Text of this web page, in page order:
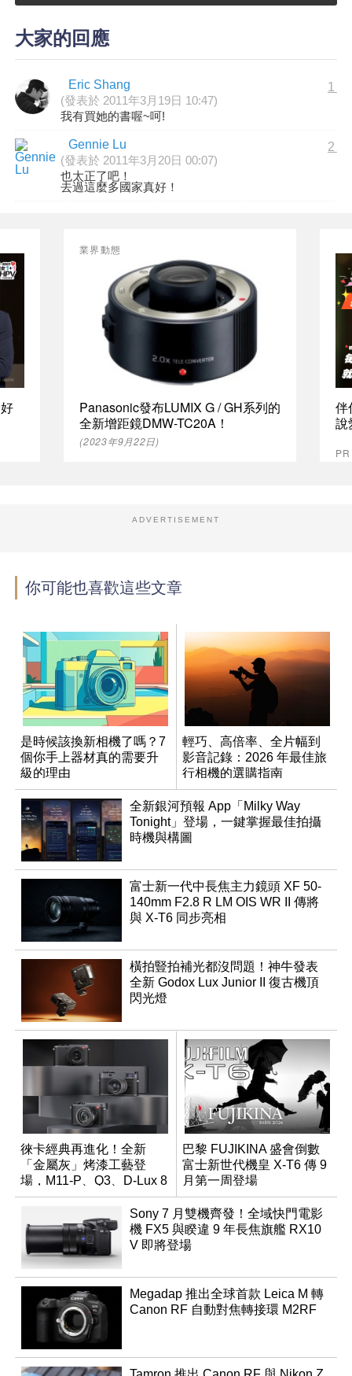
大家的回應
Eric Shang
(發表於 2011年3月19日 10:47)
1
我有買她的書喔~呵!
Gennie Lu
(發表於 2011年3月20日 00:07)
2
也太正了吧！
去過這麼多國家真好！
Panasonic發布LUMIX G / GH系列的
全新增距鏡DMW-TC20A！
業界動態
(2023年9月22日)
伴
說
ADVERTISEMENT
你可能也喜歡這些文章
是時候該換新相機了嗎？7
個你手上器材真的需要升
級的理由
輕巧、高倍率、全片幅到
影音記錄：2026 年最佳旅
行相機的選購指南
全新銀河預報 App「Milky Way
Tonight」登場，一鍵掌握最佳拍攝
時機與構圖
富士新一代中長焦主力鏡頭 XF 50-
140mm F2.8 R LM OIS WR II 傳將
與 X-T6 同步亮相
橫拍豎拍補光都沒問題！神牛發表
全新 Godox Lux Junior II 復古機頂
閃光燈
徠卡經典再進化！全新
「金屬灰」烤漆工藝登
場，M11-P、Q3、D-Lux 8
領銜換裝
巴黎 FUJIKINA 盛會倒數
富士新世代機皇 X-T6 傳 9
月第一周登場
Sony 7 月雙機齊發！全域快門電影
機 FX5 與睽違 9 年長焦旗艦 RX10
V 即將登場
Megadap 推出全球首款 Leica M 轉
Canon RF 自動對焦轉接環 M2RF